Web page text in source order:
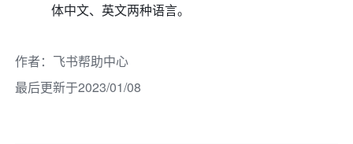
体中文、英文两种语言。
作者： 飞书帮助中心
最后更新于2023/01/08